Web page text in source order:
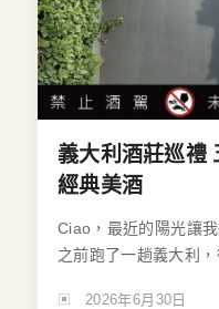
義大利酒莊巡禮
經典美酒
Ciao，最近的陽光讓
之前跑了一趟義大利，
2026年6月30日